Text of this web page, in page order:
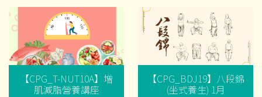
【CPG_T-NUT10A】增
肌減脂營養講座
【CPG_BDJ19】八段錦
(坐式養生) 1月